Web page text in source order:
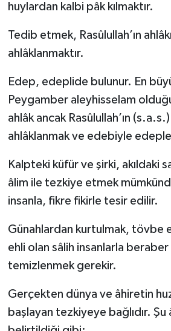
huylardan kalbi pâk kılmaktır.
Tedib etmek, Rasûlullah’ın
ahlâklanmaktır.
Edep, edeplide bulunur. En
Peygamber aleyhisselam
ahlâk ancak Rasûlullah’ın (s.a.s.)
ahlâklanmak ve edebiyle
Kalpteki küfür ve şirki, akıldaki
âlim ile tezkiye etmek
insanla, fikre fikirle tesir edilir.
Günahlardan kurtulmak, tövbe
ehli olan sâlih insanlarla
temizlenmek gerekir.
Gerçekten dünya ve âhiretin
başlayan tezkiyeye bağlıdır.